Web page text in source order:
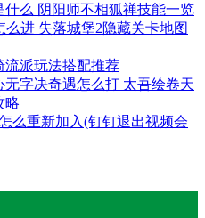
么 阴阳师不相狐禅技能一览
进 失落城堡2隐藏关卡地图
流派玩法搭配推荐
字决奇遇怎么打 太吾绘卷天
略
么重新加入(钉钉退出视频会